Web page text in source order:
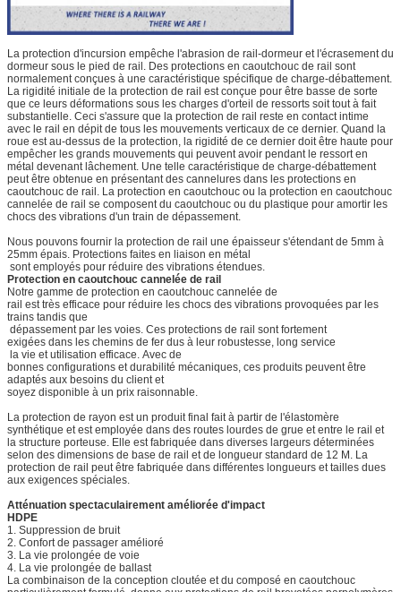
La protection d'incursion empêche l'abrasion de rail-dormeur et l'écrasement du
dormeur sous le pied de rail. Des protections en caoutchouc de rail sont
normalement conçues à une caractéristique spécifique de charge-débattement.
La rigidité initiale de la protection de rail est conçue pour être basse de sorte
que ce leurs déformations sous les charges d'orteil de ressorts soit tout à fait
substantielle. Ceci s'assure que la protection de rail reste en contact intime
avec le rail en dépit de tous les mouvements verticaux de ce dernier. Quand la
roue est au-dessus de la protection, la rigidité de ce dernier doit être haute pour
empêcher les grands mouvements qui peuvent avoir pendant le ressort en
métal devenant lâchement. Une telle caractéristique de charge-débattement
peut être obtenue en présentant des cannelures dans les protections en
caoutchouc de rail. La protection en caoutchouc ou la protection en caoutchouc
cannelée de rail se composent du caoutchouc ou du plastique pour amortir les
chocs des vibrations d'un train de dépassement.
Nous pouvons fournir la protection de rail une épaisseur s'étendant de 5mm à
25mm épais. Protections faites en liaison en métal
sont employés pour réduire des vibrations étendues.
Protection en caoutchouc cannelée de rail
Notre gamme de protection en caoutchouc cannelée de
rail est très efficace pour réduire les chocs des vibrations provoquées par les
trains tandis que
dépassement par les voies. Ces protections de rail sont fortement
exigées dans les chemins de fer dus à leur robustesse, long service
la vie et utilisation efficace. Avec de
bonnes configurations et durabilité mécaniques, ces produits peuvent être
adaptés aux besoins du client et
soyez disponible à un prix raisonnable.
La protection de rayon est un produit final fait à partir de l'élastomère
synthétique et est employée dans des routes lourdes de grue et entre le rail et
la structure porteuse. Elle est fabriquée dans diverses largeurs déterminées
selon des dimensions de base de rail et de longueur standard de 12 M. La
protection de rail peut être fabriquée dans différentes longueurs et tailles dues
aux exigences spéciales.
Atténuation spectaculairement améliorée d'impact
HDPE
1. Suppression de bruit
2. Confort de passager amélioré
3. La vie prolongée de voie
4. La vie prolongée de ballast
La combinaison de la conception cloutée et du composé en caoutchouc